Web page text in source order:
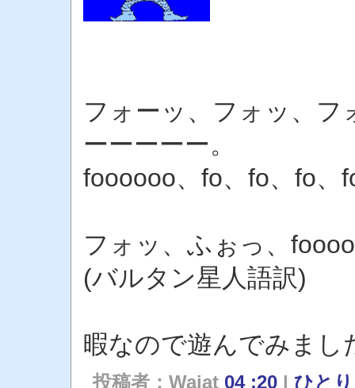
フォーッ、フォッ、
ーーーーー。
foooooo、fo、fo、fo、
フォッ、ふぉっ、
(バルタン星人語訳)
暇なので遊んでみまし
投稿者：Waiat 04 :20 | ひと